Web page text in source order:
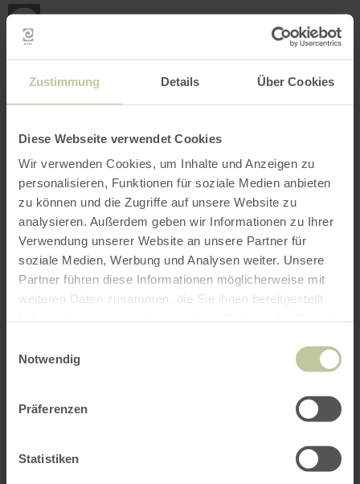
Zustimmung Details Über Cookies
Diese Webseite verwendet Cookies
Wir verwenden Cookies, um Inhalte und Anzeigen zu
personalisieren, Funktionen für soziale Medien anbieten
zu können und die Zugriffe auf unsere Website zu
analysieren. Außerdem geben wir Informationen zu Ihrer
Verwendung unserer Website an unsere Partner für
soziale Medien, Werbung und Analysen weiter. Unsere
Partner führen diese Informationen möglicherweise mit
weiteren Daten zusammen, die Sie ihnen bereitgestellt
Notwendig
Präferenzen
Statistiken
CARTE INTERACTIVE
ma
Ouvrir le filtre